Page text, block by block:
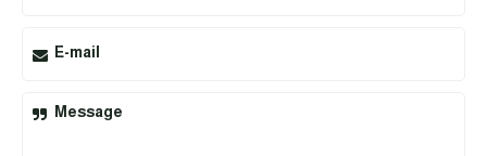
E-mail
Message